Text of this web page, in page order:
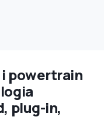
i powertrain
plug-in,